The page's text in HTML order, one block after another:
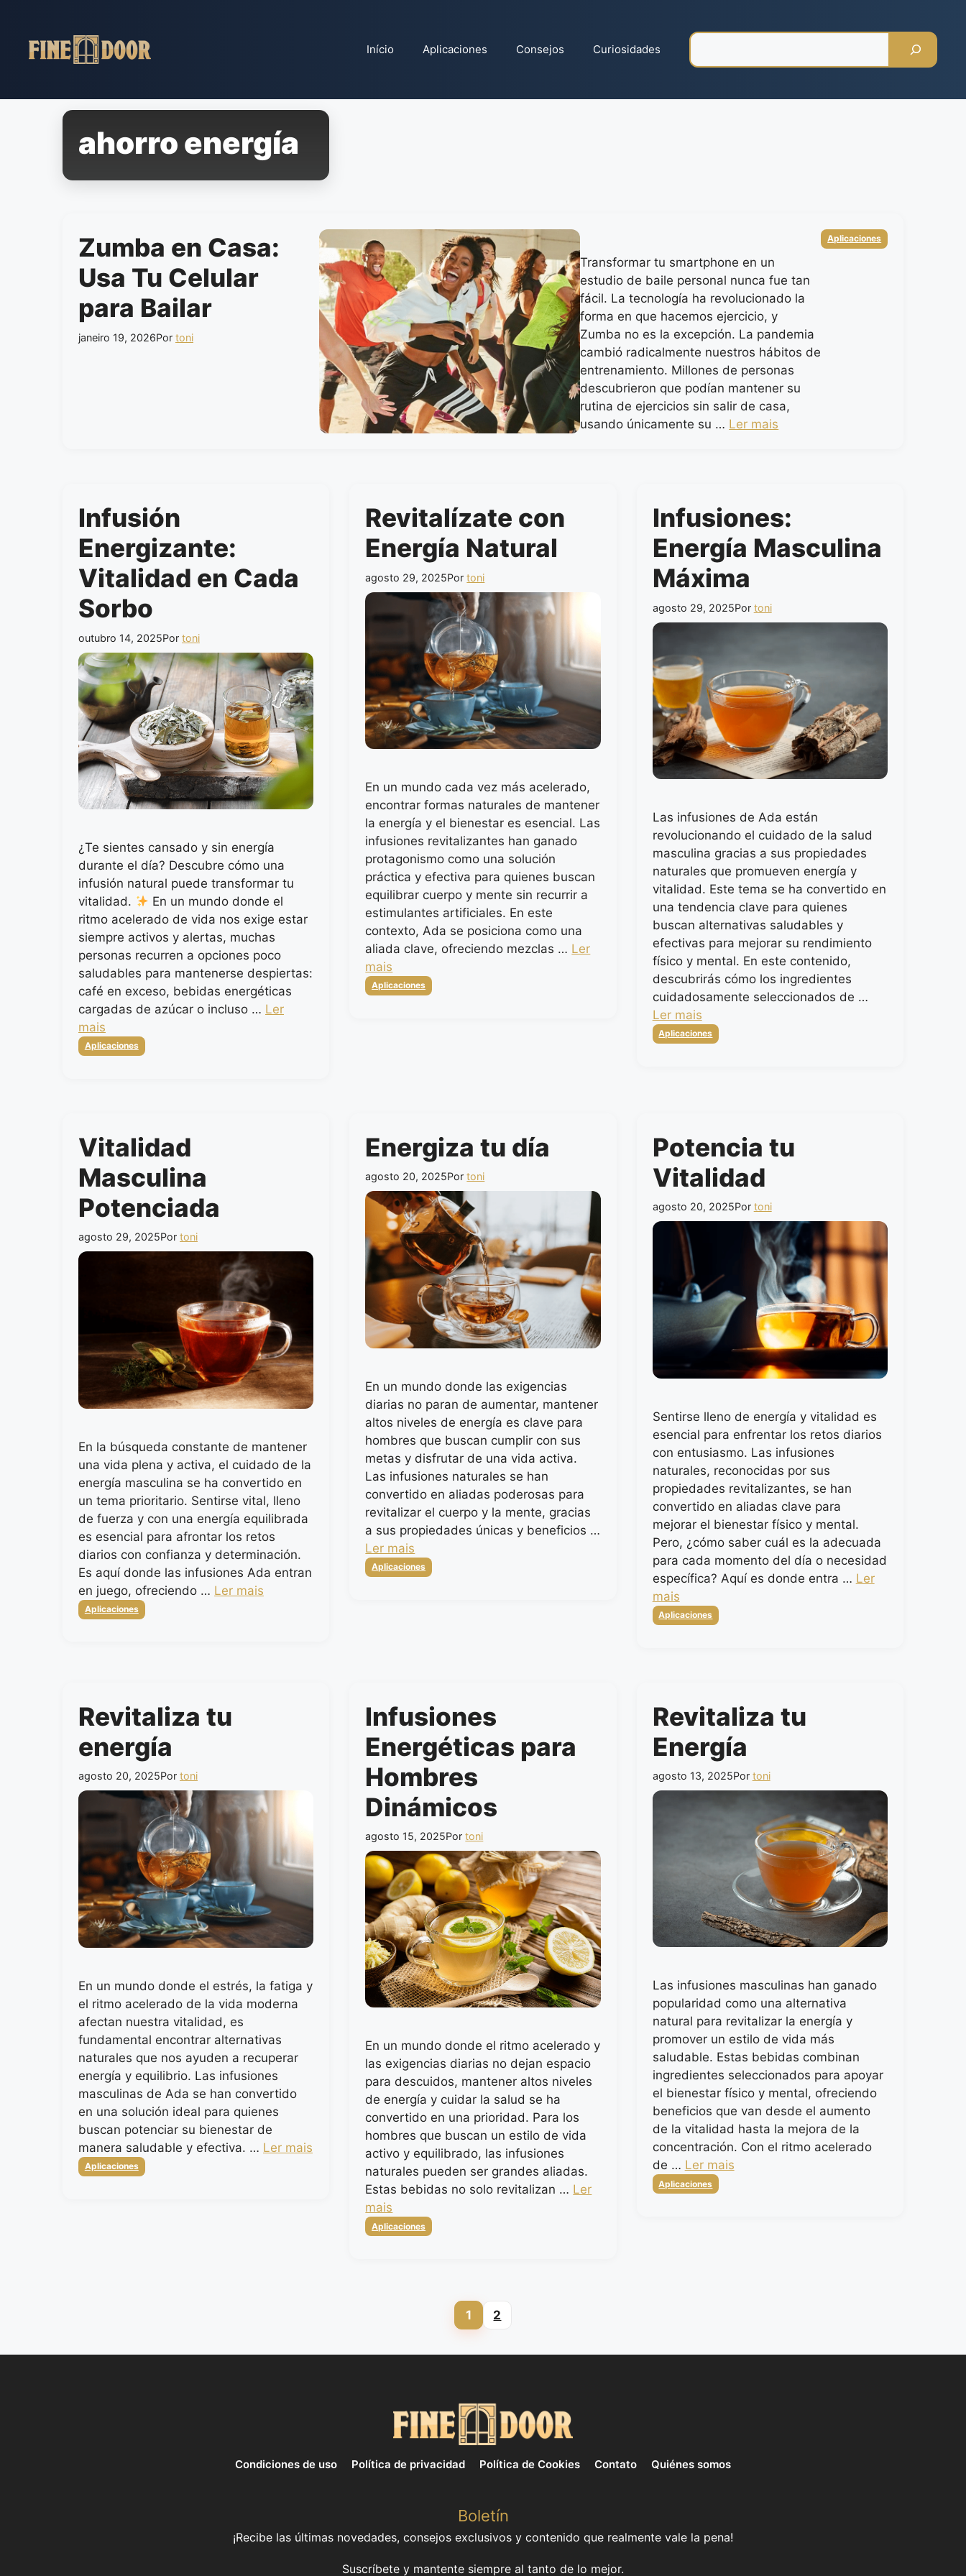
conteúdo
Início Aplicaciones Consejos Curiosidades
ahorro energía
Zumba en Casa:
Usa Tu Celular
para Bailar
janeiro 19, 2026Por toni
Transformar tu smartphone en un
estudio de baile personal nunca fue tan
fácil. La tecnología ha revolucionado la
forma en que hacemos ejercicio, y
Zumba no es la excepción. La pandemia
cambió radicalmente nuestros hábitos de
entrenamiento. Millones de personas
descubrieron que podían mantener su
rutina de ejercicios sin salir de casa,
usando únicamente su … Ler mais
Categorias
Aplicaciones
Infusión
Energizante:
Vitalidad en Cada
Sorbo
outubro 14, 2025Por toni
¿Te sientes cansado y sin energía
durante el día? Descubre cómo una
infusión natural puede transformar tu
vitalidad.
En un mundo donde el
ritmo acelerado de vida nos exige estar
siempre activos y alertas, muchas
personas recurren a opciones poco
saludables para mantenerse despiertas:
café en exceso, bebidas energéticas
cargadas de azúcar o incluso … Ler
mais
Categorias
Aplicaciones
Revitalízate con
Energía Natural
agosto 29, 2025Portoni
En un mundo cada vez más acelerado,
encontrar formas naturales de mantener
la energía y el bienestar es esencial. Las
infusiones revitalizantes han ganado
protagonismo como una solución
práctica y efectiva para quienes buscan
equilibrar cuerpo y mente sin recurrir a
estimulantes artificiales. En este
contexto, Ada se posiciona como una
aliada clave, ofreciendo mezclas … Ler
mais
Categorias
Aplicaciones
Infusiones:
Energía Masculina
Máxima
agosto 29, 2025Por toni
Las infusiones de Ada están
revolucionando el cuidado de la salud
masculina gracias a sus propiedades
naturales que promueven energía y
vitalidad. Este tema se ha convertido en
una tendencia clave para quienes
buscan alternativas saludables y
efectivas para mejorar su rendimiento
físico y mental. En este contenido,
descubrirás cómo los ingredientes
cuidadosamente seleccionados de …
Ler mais
Categorias
Aplicaciones
Vitalidad
Masculina
Potenciada
agosto 29, 2025Por toni
En la búsqueda constante de mantener
una vida plena y activa, el cuidado de la
energía masculina se ha convertido en
un tema prioritario. Sentirse vital, lleno
de fuerza y con una energía equilibrada
es esencial para afrontar los retos
diarios con confianza y determinación.
Es aquí donde las infusiones Ada entran
en juego, ofreciendo … Ler mais
Categorias
Aplicaciones
Energiza tu día
agosto 20, 2025Portoni
En un mundo donde las exigencias
diarias no paran de aumentar, mantener
altos niveles de energía es clave para
hombres que buscan cumplir con sus
metas y disfrutar de una vida activa.
Las infusiones naturales se han
convertido en aliadas poderosas para
revitalizar el cuerpo y la mente, gracias
a sus propiedades únicas y beneficios …
Ler mais
Categorias
Aplicaciones
Potencia tu
Vitalidad
agosto 20, 2025Por toni
Sentirse lleno de energía y vitalidad es
esencial para enfrentar los retos diarios
con entusiasmo. Las infusiones
naturales, reconocidas por sus
propiedades revitalizantes, se han
convertido en aliadas clave para
mejorar el bienestar físico y mental.
Pero, ¿cómo saber cuál es la adecuada
para cada momento del día o necesidad
específica? Aquí es donde entra … Ler
mais
Categorias
Aplicaciones
Revitaliza tu
energía
agosto 20, 2025Por toni
En un mundo donde el estrés, la fatiga y
el ritmo acelerado de la vida moderna
afectan nuestra vitalidad, es
fundamental encontrar alternativas
naturales que nos ayuden a recuperar
energía y equilibrio. Las infusiones
masculinas de Ada se han convertido
en una solución ideal para quienes
buscan potenciar su bienestar de
manera saludable y efectiva. … Ler mais
Categorias
Aplicaciones
Infusiones
Energéticas para
Hombres
Dinámicos
agosto 15, 2025Portoni
En un mundo donde el ritmo acelerado y
las exigencias diarias no dejan espacio
para descuidos, mantener altos niveles
de energía y cuidar la salud se ha
convertido en una prioridad. Para los
hombres que buscan un estilo de vida
activo y equilibrado, las infusiones
naturales pueden ser grandes aliadas.
Estas bebidas no solo revitalizan … Ler
mais
Categorias
Aplicaciones
Revitaliza tu
Energía
agosto 13, 2025Por toni
Las infusiones masculinas han ganado
popularidad como una alternativa
natural para revitalizar la energía y
promover un estilo de vida más
saludable. Estas bebidas combinan
ingredientes seleccionados para apoyar
el bienestar físico y mental, ofreciendo
beneficios que van desde el aumento
de la vitalidad hasta la mejora de la
concentración. Con el ritmo acelerado
de … Ler mais
Categorias
Aplicaciones
Page
1 Page
2
Condiciones de uso Política de privacidad Política de Cookies Contato Quiénes somos
Boletín
¡Recibe las últimas novedades, consejos exclusivos y contenido que realmente vale la pena!
Suscríbete y mantente siempre al tanto de lo mejor.